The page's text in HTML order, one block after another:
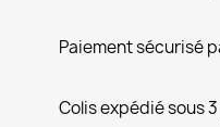
Paiement sécurisé
Colis expédié sous